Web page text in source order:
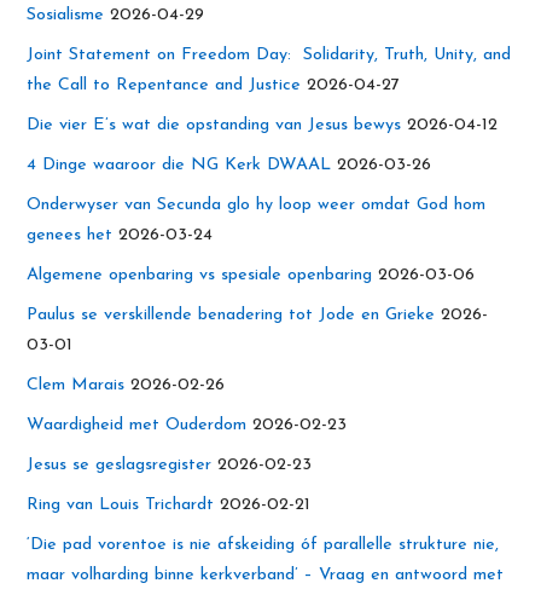
Sosialisme 2026-04-29
Joint Statement on Freedom Day: Solidarity, Truth, Unity, and
the Call to Repentance and Justice 2026-04-27
Die vier E’s wat die opstanding van Jesus bewys 2026-04-12
4 Dinge waaroor die NG Kerk DWAAL 2026-03-26
Onderwyser van Secunda glo hy loop weer omdat God hom
genees het 2026-03-24
Algemene openbaring vs spesiale openbaring 2026-03-06
Paulus se verskillende benadering tot Jode en Grieke 2026-
03-01
Clem Marais 2026-02-26
Waardigheid met Ouderdom 2026-02-23
Jesus se geslagsregister 2026-02-23
Ring van Louis Trichardt 2026-02-21
‘Die pad vorentoe is nie afskeiding óf parallelle strukture nie,
maar volharding binne kerkverband’ – Vraag en antwoord met